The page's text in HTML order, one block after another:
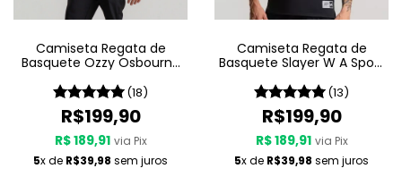
Camiseta Regata de
Basquete Ozzy Osbourne
(18)
R$199,90
R$ 189,91 via Pix
5x de R$39,98 sem juros
Camiseta Regata de
Basquete Slayer W A Sport
(13)
R$199,90
R$ 189,91 via Pix
5x de R$39,98 sem juros